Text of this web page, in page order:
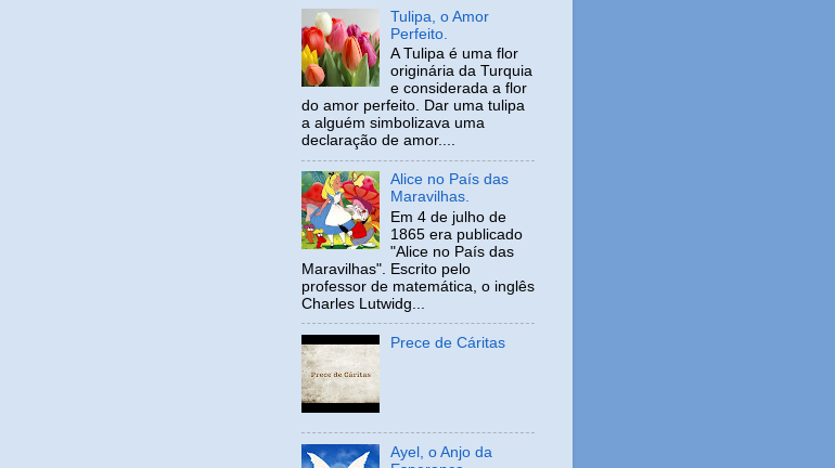
Tulipa, o Amor
Perfeito.
A Tulipa é uma flor
originária da Turquia
e considerada a flor
do amor perfeito. Dar uma tulipa
a alguém simbolizava uma
declaração de amor....
Alice no País das
Maravilhas.
Em 4 de julho de
1865 era publicado
"Alice no País das
Maravilhas". Escrito pelo
professor de matemática, o inglês
Charles Lutwidg...
Prece de Cáritas
Ayel, o Anjo da